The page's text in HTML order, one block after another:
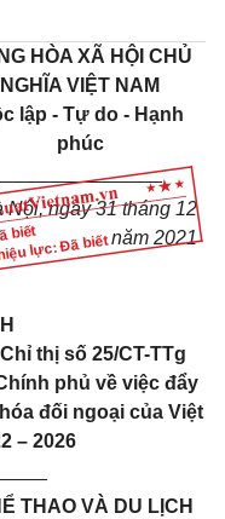
biếtlực: Đã biết
HÒA XÃ HỘI CHỦ
NGHĨA VIỆT NAM
lập - Tự do - Hạnh
phúc
_______________
Nội, ngày 31 tháng 12
năm 2021
thị số 25/CT-TTg
phủ về việc đẩy
đối ngoại của Việt
– 2026
THAO VÀ DU LỊCH